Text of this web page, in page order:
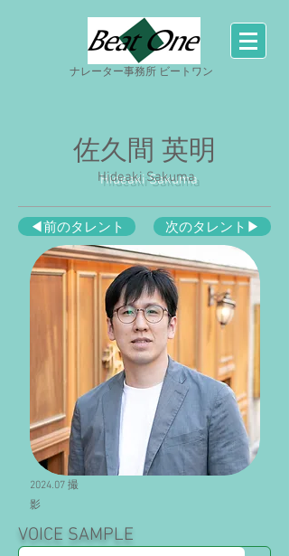
ナレーター事務所 ビートワン
佐久間 英明
Hideaki Sakuma
◀前のタレント 次のタレント▶
​2024.07 撮
影
VOICE SAMPLE